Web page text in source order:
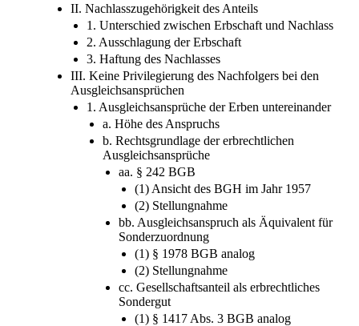
II. Nachlasszugehörigkeit des Anteils
1. Unterschied zwischen Erbschaft und Nachlass
2. Ausschlagung der Erbschaft
3. Haftung des Nachlasses
III. Keine Privilegierung des Nachfolgers bei den
Ausgleichsansprüchen
1. Ausgleichsansprüche der Erben untereinander
a. Höhe des Anspruchs
b. Rechtsgrundlage der erbrechtlichen
Ausgleichsansprüche
aa. § 242 BGB
(1) Ansicht des BGH im Jahr 1957
(2) Stellungnahme
bb. Ausgleichsanspruch als Äquivalent für
Sonderzuordnung
(1) § 1978 BGB analog
(2) Stellungnahme
cc. Gesellschaftsanteil als erbrechtliches
Sondergut
(1) § 1417 Abs. 3 BGB analog